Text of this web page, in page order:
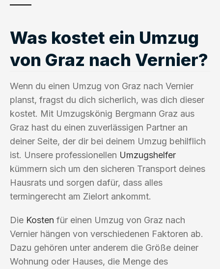
Was kostet ein Umzug
von Graz nach Vernier?
Wenn du einen Umzug von Graz nach Vernier
planst, fragst du dich sicherlich, was dich dieser
kostet. Mit Umzugskönig Bergmann Graz aus
Graz hast du einen zuverlässigen Partner an
deiner Seite, der dir bei deinem Umzug behilflich
ist. Unsere professionellen Umzugshelfer
kümmern sich um den sicheren Transport deines
Hausrats und sorgen dafür, dass alles
termingerecht am Zielort ankommt.
Die Kosten für einen Umzug von Graz nach
Vernier hängen von verschiedenen Faktoren ab.
Dazu gehören unter anderem die Größe deiner
Wohnung oder Hauses, die Menge des